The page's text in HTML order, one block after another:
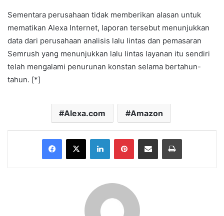
Sementara perusahaan tidak memberikan alasan untuk
mematikan Alexa Internet, laporan tersebut menunjukkan
data dari perusahaan analisis lalu lintas dan pemasaran
Semrush yang menunjukkan lalu lintas layanan itu sendiri
telah mengalami penurunan konstan selama bertahun-
tahun. [*]
Alexa.com Amazon
Facebook
X LinkedInPinterestShare via Email Print